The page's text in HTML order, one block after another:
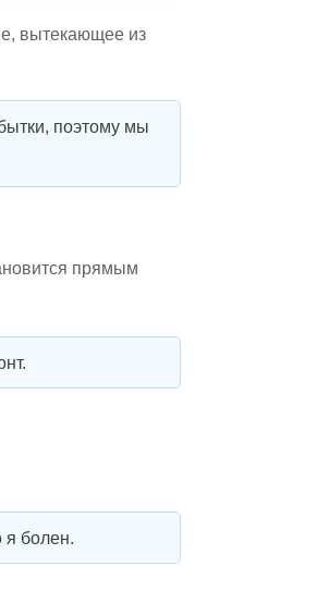
вытекающее из
поэтому мы
прямым
я болен.